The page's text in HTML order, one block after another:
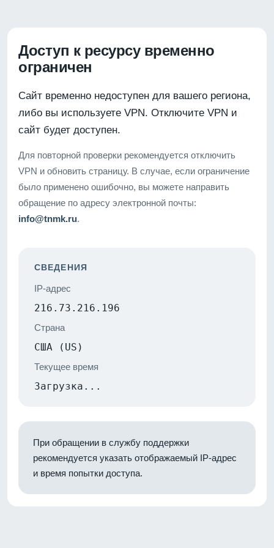
Доступ к ресурсу временно
ограничен
Сайт временно недоступен для вашего региона,
либо вы используете VPN. Отключите VPN и
сайт будет доступен.
Для повторной проверки рекомендуется отключить
VPN и обновить страницу. В случае, если ограничение
было применено ошибочно, вы можете направить
обращение по адресу электронной почты:
info@tnmk.ru.
СВЕДЕНИЯ
IP-адрес
216.73.216.196
Страна
США (US)
Текущее время
Загрузка...
При обращении в службу поддержки
рекомендуется указать отображаемый IP-адрес
и время попытки доступа.